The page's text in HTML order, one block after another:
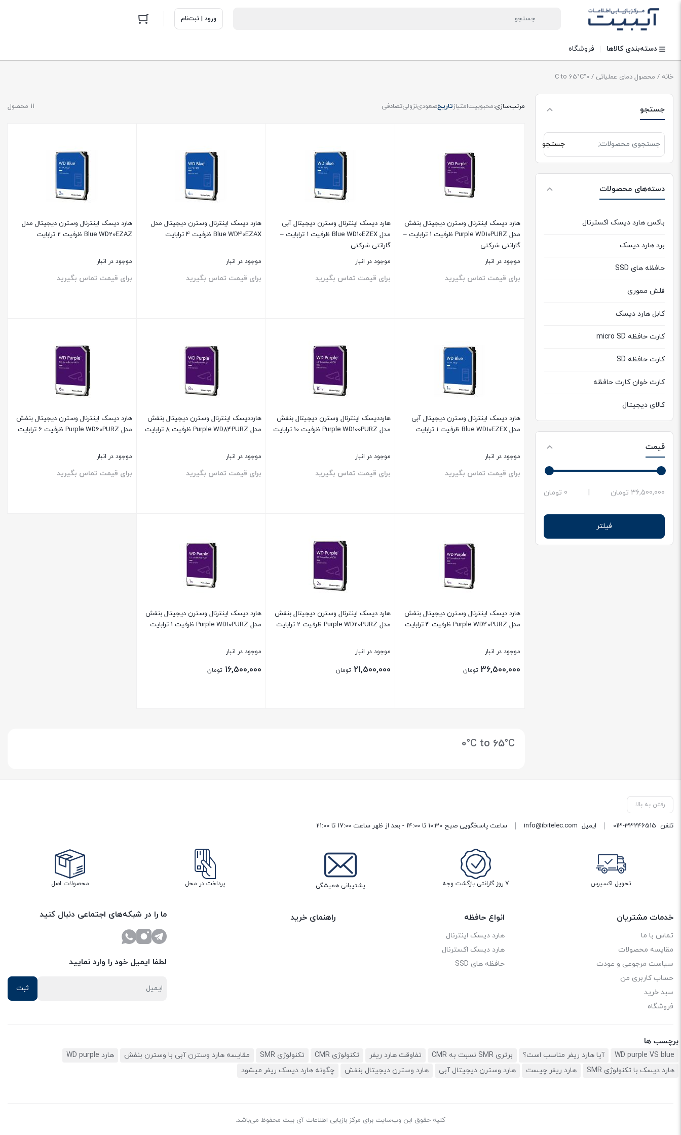
ورود | ثبت‌نام
دسته‌بندی کالاها فروشگاه
خانه / محصول دمای عملیاتی / 0°C to 65°C
جستجو
برای:
جستجو
دسته‌های محصولات
باکس هارد دیسک اکسترنال
برد هارد دیسک
حافظه های SSD
فلش مموری
کابل هارد دیسک
کارت حافظه micro SD
کارت حافظه SD
کارت خوان کارت حافظه
کالای دیجیتال
هارد دیسک اینترنال
قیمت
حداقل
حداکثر
0 تومان 36,500,000 تومان
فیلتر
11 محصول مرتب‌سازی:محبوبیتامتیازتاریخصعودینزولیتصادفی
هارد دیسک اینترنال وسترن دیجیتال بنفش
مدل Purple WD10PURZ ظرفیت 1 ترابایت –
گارانتی شرکتی
موجود در انبار
برای قیمت تماس بگیرید
هارد دیسک اینترنال وسترن دیجیتال آبی
مدل Blue WD10EZEX ظرفیت 1 ترابایت –
گارانتی شرکتی
موجود در انبار
برای قیمت تماس بگیرید
هارد دیسک اینترنال وسترن دیجیتال مدل
Blue WD40EZAX ظرفیت 4 ترابایت
موجود در انبار
برای قیمت تماس بگیرید
هارد دیسک اینترنال وسترن دیجیتال مدل
Blue WD20EZAZ ظرفیت 2 ترابایت
موجود در انبار
برای قیمت تماس بگیرید
هارد دیسک اینترنال وسترن دیجیتال آبی
مدل Blue WD10EZEX ظرفیت 1 ترابایت
موجود در انبار
برای قیمت تماس بگیرید
هارددیسک اینترنال وسترن دیجیتال بنفش
مدل Purple WD100PURZ ظرفیت 10 ترابایت
موجود در انبار
برای قیمت تماس بگیرید
هارددیسک اینترنال وسترن دیجیتال بنفش
مدل Purple WD84PURZ ظرفیت 8 ترابایت
موجود در انبار
برای قیمت تماس بگیرید
هارد دیسک اینترنال وسترن دیجیتال بنفش
مدل Purple WD60PURZ ظرفیت 6 ترابایت
موجود در انبار
برای قیمت تماس بگیرید
هارد دیسک اینترنال وسترن دیجیتال بنفش
مدل Purple WD40PURZ ظرفیت 4 ترابایت
موجود در انبار
36,500,000 تومان
هارد دیسک اینترنال وسترن دیجیتال بنفش
مدل Purple WD20PURZ ظرفیت 2 ترابایت
موجود در انبار
21,500,000 تومان
هارد دیسک اینترنال وسترن دیجیتال بنفش
مدل Purple WD10PURZ ظرفیت 1 ترابایت
موجود در انبار
16,500,000 تومان
0°C to 65°C
رفتن به بالا
تلفن 013-33246515 ایمیل info@ibitelec.com ساعت پاسخگویی صبح 10:30 تا 14:00 - بعد از ظهر ساعت 17:00 تا 21:00
تحویل اکسپرس 7 روز گارانتی بازگشت وجه پشتیبانی همیشگی پرداخت در محل محصولات اصل
خدمات مشتریان
تماس با ما
مقایسه محصولات
سیاست مرجوعی و عودت
حساب کاربری من
سبد خرید
فروشگاه
انواع حافظه
هارد دیسک اینترنال
هارد دیسک اکسترنال
حافظه های SSD
راهنمای خرید ما را در شبکه‌های اجتماعی دنبال کنید
لطفا ایمیل خود را وارد نمایید
برچسب ها
WD purple VS blue آیا هارد ریفر مناسب است؟ برتری SMR نسبت به CMR تفاوقت هارد ریفر تکنولوژی CMR تکنولوژی SMR مقایسه هارد وسترن آبی با وسترن بنفش
هارد WD purple
هارد دیسک با تکنولوژی SMR
هارد ریفر چیست هارد وسترن دیجیتال آبی هارد وسترن دیجیتال بنفش چگونه هارد دیسک ریفر میشود
کلیه حقوق این وب‌سایت برای مرکز بازیابی اطلاعات آی بیت محفوظ می‌باشد.